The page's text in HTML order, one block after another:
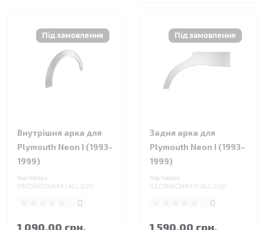
Внутрішня арка для
Plymouth Neon I (1993–
1999)
Код товару:
08.CSNEONXXX1.ALL.0.00
0
1 090.00 грн.
Задня арка для
Plymouth Neon I (1993–
1999)
Код товару:
02.CSNEONXXX1.ALL.0.00
0
1 590.00 грн.